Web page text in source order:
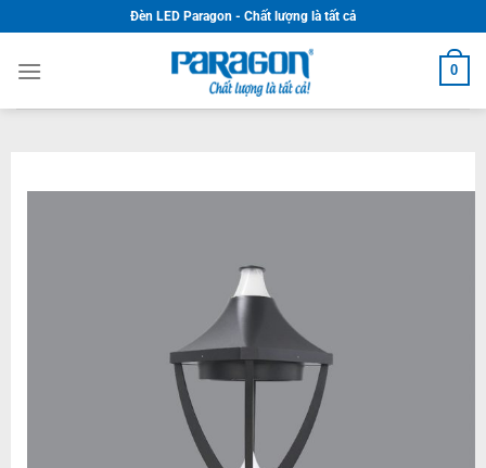
to
content
Đèn LED Paragon - Chất lượng là tất cả
0